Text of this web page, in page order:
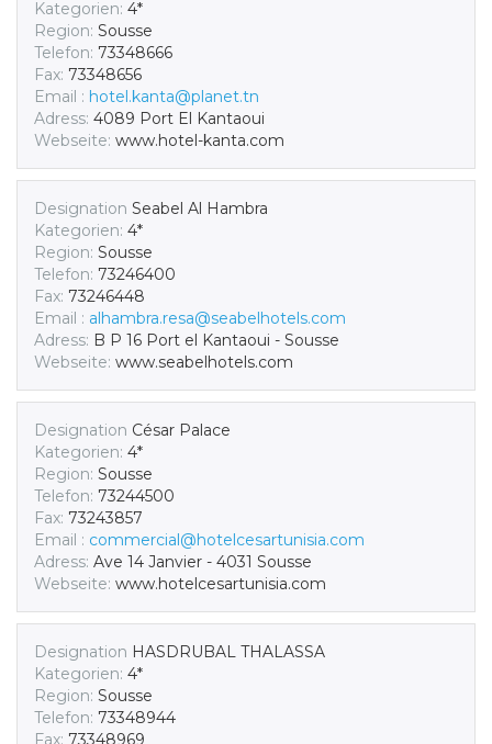
Kategorien: 4*
Region: Sousse
Telefon: 73348666
Fax: 73348656
Email : hotel.kanta@planet.tn
Adress: 4089 Port El Kantaoui
Webseite: www.hotel-kanta.com
Designation Seabel Al Hambra
Kategorien: 4*
Region: Sousse
Telefon: 73246400
Fax: 73246448
Email : alhambra.resa@seabelhotels.com
Adress: B P 16 Port el Kantaoui - Sousse
Webseite: www.seabelhotels.com
Designation César Palace
Kategorien: 4*
Region: Sousse
Telefon: 73244500
Fax: 73243857
Email : commercial@hotelcesartunisia.com
Adress: Ave 14 Janvier - 4031 Sousse
Webseite: www.hotelcesartunisia.com
Designation HASDRUBAL THALASSA
Kategorien: 4*
Region: Sousse
Telefon: 73348944
Fax: 73348969